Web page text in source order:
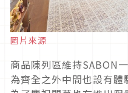
圖片來源
商品陳列區維持SABON
為齊全之外中間也設有